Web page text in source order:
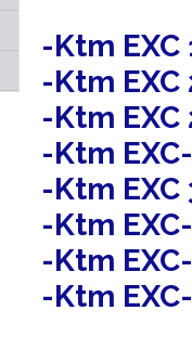
-Ktm EXC
-Ktm EXC
-Ktm EXC
-Ktm
-Ktm EXC
-Ktm
-Ktm
-Ktm